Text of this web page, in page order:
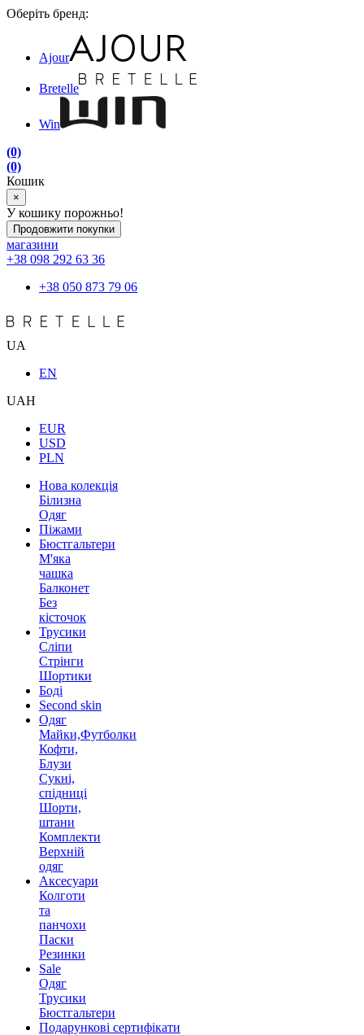
Оберіть бренд:
Ajour
Bretelle
Win
(0)
(0)
Кошик
×
У кошику порожньо!
Продовжити покупки
магазини
+38 098 292 63 36
+38 050 873 79 06
UA
EN
UAH
EUR
USD
PLN
Нова колекція
Білизна
Одяг
Піжами
Бюстгальтери
М'яка
чашка
Балконет
Без
кісточок
Трусики
Сліпи
Стрінги
Шортики
Боді
Second skin
Одяг
Майки,Футболки
Кофти,
Блузи
Сукні,
спідниці
Шорти,
штани
Комплекти
Верхній
одяг
Аксесуари
Колготи
та
панчохи
Паски
Резинки
Sale
Одяг
Трусики
Бюстгальтери
Подарункові сертифікати